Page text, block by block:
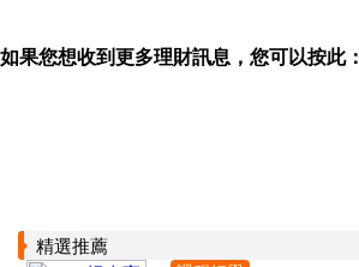
如果您想收到更多理財訊息，您可以按此：
精選推薦